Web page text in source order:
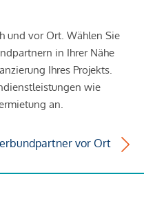
und vor Ort. Wählen Sie
in Ihrer Nähe
Ihres Projekts.
wie
an.
vor Ort